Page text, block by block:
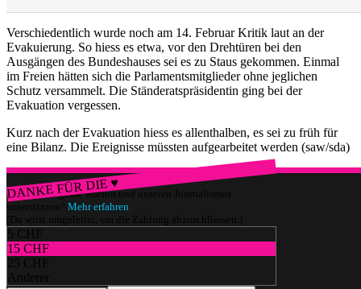
Verschiedentlich wurde noch am 14. Februar Kritik laut an der
Evakuierung. So hiess es etwa, vor den Drehtüren bei den
Ausgängen des Bundeshauses sei es zu Staus gekommen. Einmal
im Freien hätten sich die Parlamentsmitglieder ohne jeglichen
Schutz versammelt. Die Ständeratspräsidentin ging bei der
Evakuation vergessen.
Kurz nach der Evakuation hiess es allenthalben, es sei zu früh für
eine Bilanz. Die Ereignisse müssten aufgearbeitet werden (saw/sda)
DANKE FÜR DIE ♥
Würdest du gerne watson und unseren Journalismus
unterstützen? Mehr erfahren
(Du wirst umgeleitet, um die Zahlung abzuschliessen.)
5 CHF
15 CHF
25 CHF
Anderer